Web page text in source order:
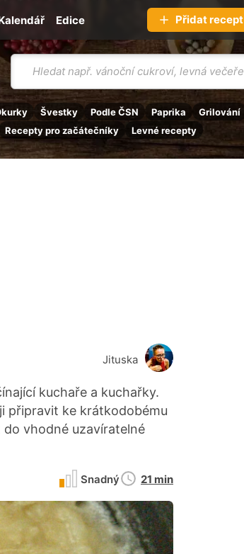
Vyhledávání
Švestky Podle ČSN Paprika Grilování
Recepty pro začátečníky Levné recepty
Edice Přidat recept
kuchaře a kuchařky.
připravit ke krátkodobému
vhodné uzavíratelné
Jituska
Snadný
Doba
21 min